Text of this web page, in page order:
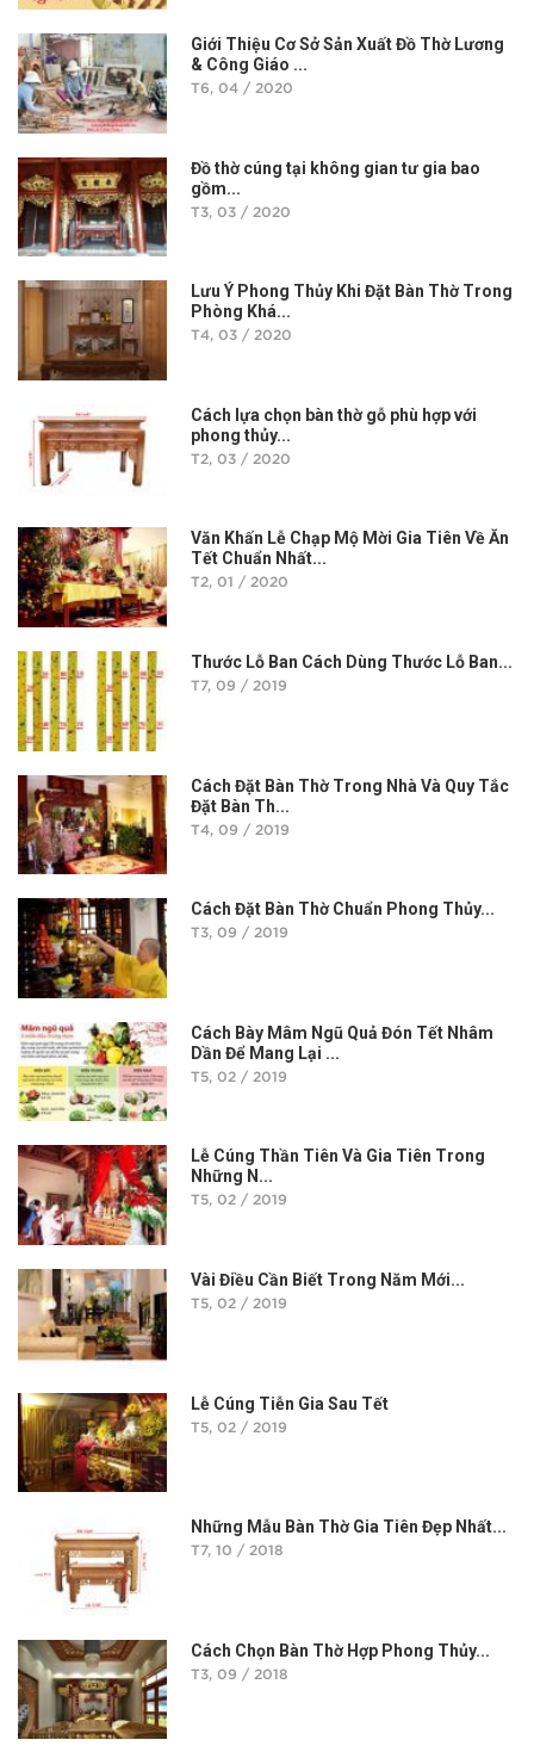
Giới Thiệu Cơ Sở Sản Xuất Đồ Thờ Lương
& Công Giáo ...
T6, 04 / 2020
Đồ thờ cúng tại không gian tư gia bao
gồm...
T3, 03 / 2020
Lưu Ý Phong Thủy Khi Đặt Bàn Thờ Trong
Phòng Khá...
T4, 03 / 2020
Cách lựa chọn bàn thờ gỗ phù hợp với
phong thủy...
T2, 03 / 2020
Văn Khấn Lễ Chạp Mộ Mời Gia Tiên Về Ăn
Tết Chuẩn Nhất...
T2, 01 / 2020
Thước Lỗ Ban Cách Dùng Thước Lỗ Ban...
T7, 09 / 2019
Cách Đặt Bàn Thờ Trong Nhà Và Quy Tắc
Đặt Bàn Th...
T4, 09 / 2019
Cách Đặt Bàn Thờ Chuẩn Phong Thủy...
T3, 09 / 2019
Cách Bày Mâm Ngũ Quả Đón Tết Nhâm
Dần Để Mang Lại ...
T5, 02 / 2019
Lễ Cúng Thần Tiên Và Gia Tiên Trong
Những N...
T5, 02 / 2019
Vài Điều Cần Biết Trong Năm Mới...
T5, 02 / 2019
Lễ Cúng Tiễn Gia Sau Tết
T5, 02 / 2019
Những Mẫu Bàn Thờ Gia Tiên Đẹp Nhất...
T7, 10 / 2018
Cách Chọn Bàn Thờ Hợp Phong Thủy...
T3, 09 / 2018